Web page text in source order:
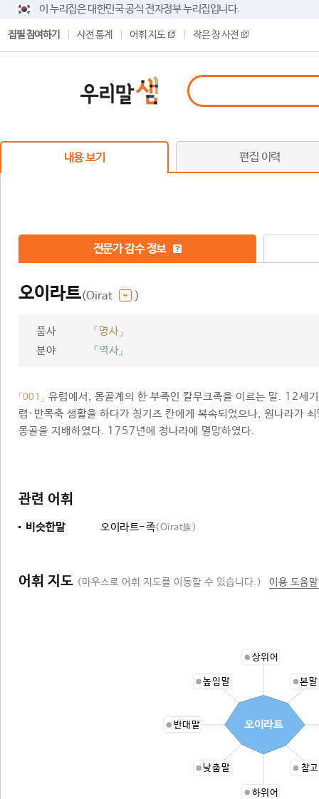
이 누리집은 대한민국 공식 전자정부 누리집입니다.
집필 참여하기 사전 통계 어휘 지도 작은 창 사전
내용 보기 편집 이력
전문가 감수 정보
오이라트(Oirat )
품사
「명사」
분야
『역사』
「001」 유럽에서, 몽골계의 한 부족인 칼무크족을 이르는 말. 12세
렵·반목축 생활을 하다가 칭기즈 칸에게 복속되었으나, 원나라가
몽골을 지배하였다. 1757년에 청나라에 멸망하였다.
관련 어휘
비슷한말 오이라트-족(Oirat族)
어휘 지도 (마우스로 어휘 지도를 이동할 수 있습니다.) 이용 도움
상위어
본
참
하위어
낮춤말
반대말
높임말
오이라트